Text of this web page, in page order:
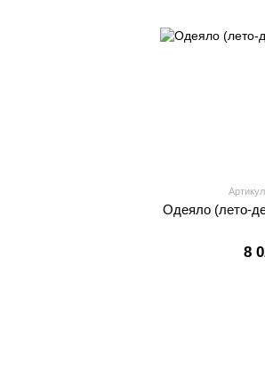
Одеяло (лето-
8